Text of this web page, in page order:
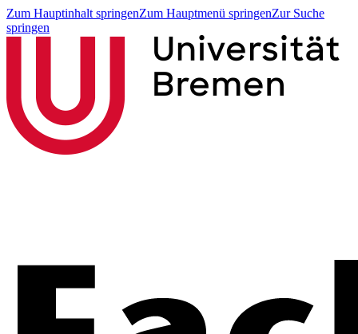
Zum Hauptinhalt springenZum Hauptmenü springenZur Suche
springen